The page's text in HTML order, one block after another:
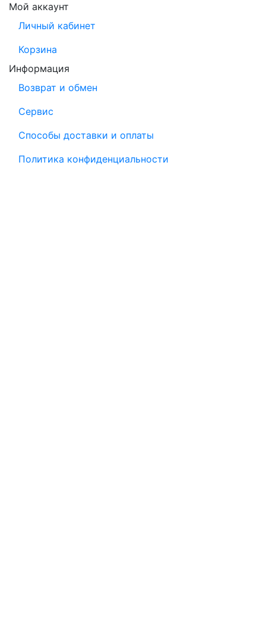
Мой аккаунт
Личный кабинет
Корзина
Информация
Возврат и обмен
Сервис
Способы доставки и оплаты
Политика конфиденциальности